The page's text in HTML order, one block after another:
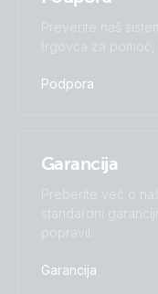
Preverite naš
trgovca za
Podpora
Garancija
Preberite več o
standardni
popravil.
Garancija